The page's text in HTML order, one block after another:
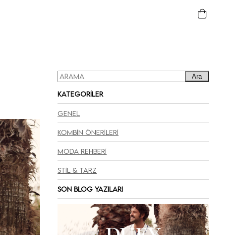
Ara
Kategoriler
Genel
Kombin Önerileri
Moda Rehberi
Stil & Tarz
Son Blog Yazıları